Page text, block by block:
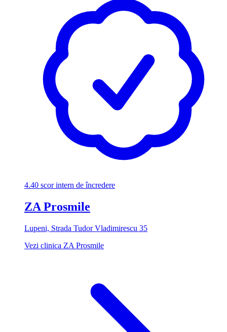
4.40 scor intern de încredere
ZA Prosmile
Lupeni, Strada Tudor Vladimirescu 35
Vezi clinica ZA Prosmile